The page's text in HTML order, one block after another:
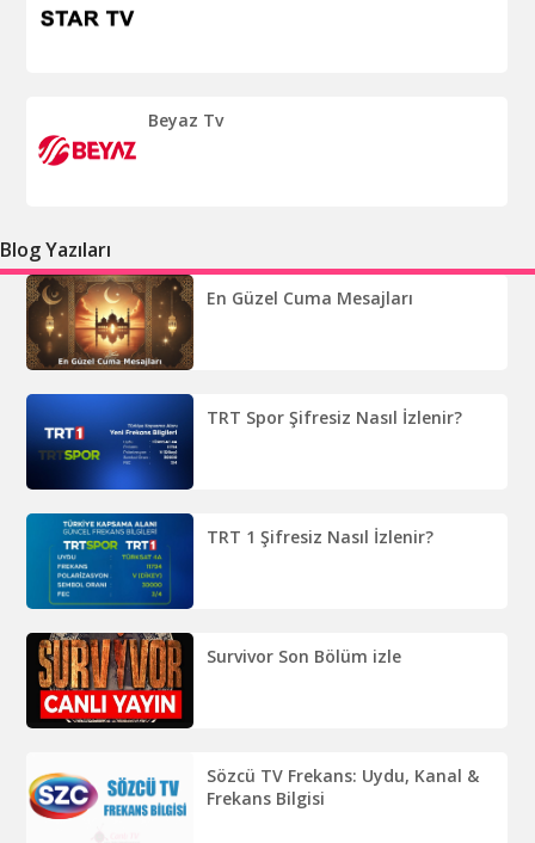
Beyaz Tv
Blog Yazıları
En Güzel Cuma Mesajları
TRT Spor Şifresiz Nasıl İzlenir?
TRT 1 Şifresiz Nasıl İzlenir?
Survivor Son Bölüm izle
Sözcü TV Frekans: Uydu, Kanal &
Frekans Bilgisi